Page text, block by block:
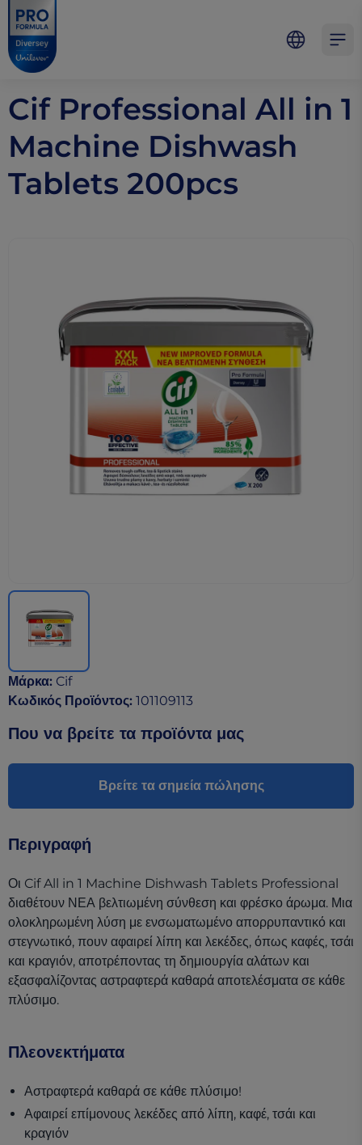
Skip to main content
Skip to navigation
Skip to footer
Pro Formula
Cif Professional All in 1
Machine Dishwash
Tablets 200pcs
Μάρκα: Cif
Κωδικός Προϊόντος: 101109113
Που να βρείτε τα προϊόντα μας
Βρείτε τα σημεία πώλησης
Περιγραφή
Οι Cif All in 1 Machine Dishwash Tablets Professional
διαθέτουν ΝΕΑ βελτιωμένη σύνθεση και φρέσκο άρωμα. Μια
ολοκληρωμένη λύση με ενσωματωμένο απορρυπαντικό και
στεγνωτικό, πουν αφαιρεί λίπη και λεκέδες, όπως καφές, τσάι
και κραγιόν, αποτρέποντας τη δημιουργία αλάτων και
εξασφαλίζοντας αστραφτερά καθαρά αποτελέσματα σε κάθε
πλύσιμο.
Πλεονεκτήματα
Αστραφτερά καθαρά σε κάθε πλύσιμο!
Αφαιρεί επίμονους λεκέδες από λίπη, καφέ, τσάι και
κραγιόν